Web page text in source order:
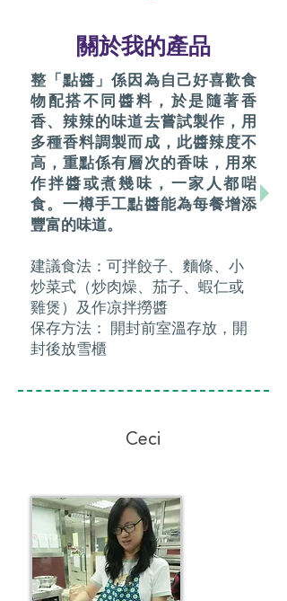
關於我的產品
整「點醬」係因為自己好喜歡食
物配搭不同醬料，於是隨著香
香、辣辣的味道去嘗試製作，用
多種香料調製而成，此醬辣度不
高，重點係有層次的香味，用來
作拌醬或煮幾味，一家人都啱
食。一樽手工點醬能為每餐增添
豐富的味道。
建議食法：可拌餃子、麵條、小
炒菜式（炒肉燥、茄子、蝦仁或
雞煲）及作凉拌撈醬
保存方法： 開封前室溫存放，開
封後放雪櫃
Ceci